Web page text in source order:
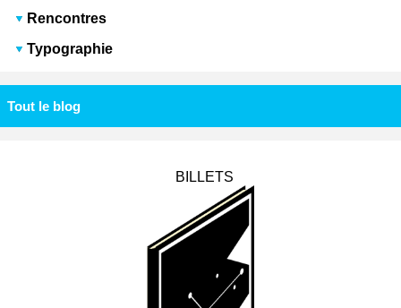
Rencontres
Typographie
Tout le blog
BILLETS